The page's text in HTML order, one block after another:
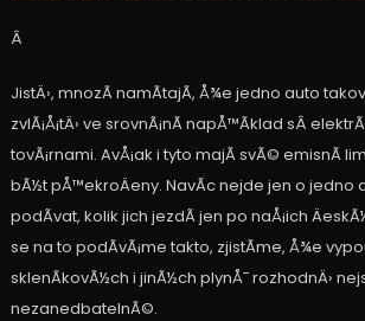
Â
JistÄ›, mnozÃ­ namÃ­tajÃ­, Å¾e jedno auto
zvlÃ¡Å¡tÄ› ve srovnÃ¡nÃ­ napÅ™Ã­klad sÂ
tovÃ¡rnami. AvÅ¡ak i tyto majÃ­ svÃ© emisnÃ­
bÃ½t pÅ™ekroÄeny. NavÃ­c nejde jen o jedno
podÃ­vat, kolik jich jezdÃ­ jen po naÅ¡ich
se na to podÃ­vÃ¡me takto, zjistÃ­me, Å¾e
sklenÃ­kovÃ½ch i jinÃ½ch plynÅ¯ rozhodnÄ›
nezanedbatelnÃ©.